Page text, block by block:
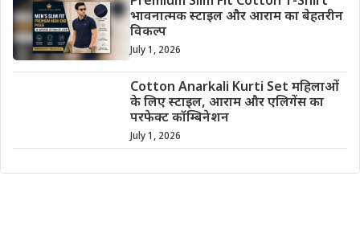
भावनात्मक स्टाइल और आराम का बेहतरीन
विकल्प
July 1, 2026
Cotton Anarkali Kurti Set महिलाओं
के लिए स्टाइल, आराम और एलिगेंस का
परफेक्ट कॉम्बिनेशन
July 1, 2026